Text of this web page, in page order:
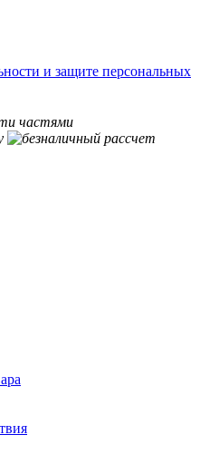
и защите персональных